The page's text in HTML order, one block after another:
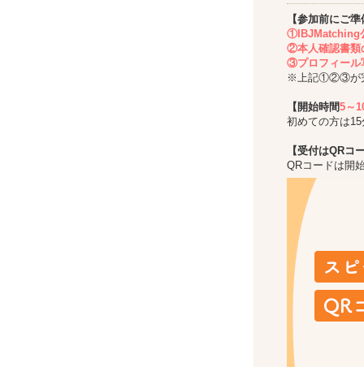
【参加前にご
①IBJMatching
②本人確認書類
③プロフィール
※上記①②③が完
【開始時間5～
初めての方は
【受付はQRコ
QRコードは開